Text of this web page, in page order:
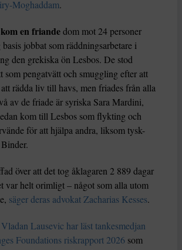
Moghaddam.
en friandedom mot 24 personer
jobbat som räddningsarbetare i
den grekiska ön Lesbos. De stod
som pengatvätt och smuggling efter att
rädda liv till havs, men friades från alla
av de friade är syriska Sara Mardini,
kom till Lesbos som flykting och
för att hjälpa andra, liksom tysk-
över att det tog åklagaren 2 889 dagar
var helt orimligt – något som alla utom
säger deras advokat Zacharias Kesses.
Vladan Lausevic har läst tankesmedjan
Foundations riskrapport 2026 som